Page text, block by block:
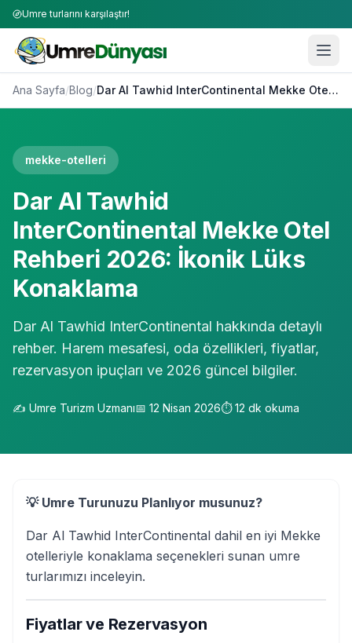
Umre turlarını karşılaştır!
Ana Sayfa/Blog/ Dar Al Tawhid InterContinental Mekke Otel Rehberi 2026: İkonik Lüks Konaklama
mekke-otelleri
Dar Al Tawhid
InterContinental Mekke Otel
Rehberi 2026: İkonik Lüks
Konaklama
Dar Al Tawhid InterContinental hakkında detaylı
rehber. Harem mesafesi, oda özellikleri, fiyatlar,
rezervasyon ipuçları ve 2026 güncel bilgiler.
✍️ Umre Turizm Uzmanı📅 12 Nisan 2026⏱️12 dk okuma
💡 Umre Turunuzu Planlıyor musunuz?
Dar Al Tawhid InterContinental dahil en iyi Mekke
otelleriyle konaklama seçenekleri sunan umre
turlarımızı inceleyin.
Fiyatlar ve Rezervasyon